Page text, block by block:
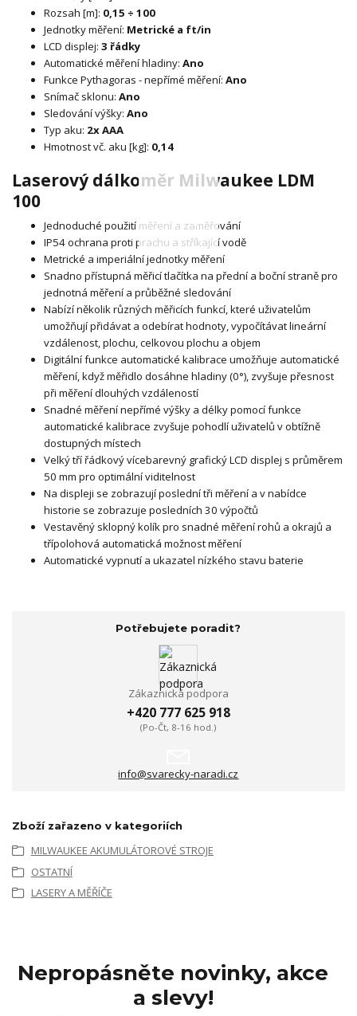
Rozsah [m]: 0,15 ÷ 100
Jednotky měření: Metrické a ft/in
LCD displej: 3 řádky
Automatické měření hladiny: Ano
Funkce Pythagoras - nepřímé měření: Ano
Snímač sklonu: Ano
Sledování výšky: Ano
Typ aku: 2x AAA
Hmotnost vč. aku [kg]: 0,14
Laserový dálkoměr Milwaukee LDM
100
Jednoduché použití měření a zaměřování
IP54 ochrana proti prachu a stříkající vodě
Metrické a imperiální jednotky měření
Snadno přístupná měřicí tlačítka na přední a boční straně pro
jednotná měření a průběžné sledování
Nabízí několik různých měřicích funkcí, které uživatelům
umožňují přidávat a odebírat hodnoty, vypočítávat lineární
vzdálenost, plochu, celkovou plochu a objem
Digitální funkce automatické kalibrace umožňuje automatické
měření, když měřidlo dosáhne hladiny (0°), zvyšuje přesnost
při měření dlouhých vzdáleností
Snadné měření nepřímé výšky a délky pomocí funkce
automatické kalibrace zvyšuje pohodlí uživatelů v obtížně
dostupných místech
Velký tří řádkový vícebarevný grafický LCD displej s průměrem
50 mm pro optimální viditelnost
Na displeji se zobrazují poslední tři měření a v nabídce
historie se zobrazuje posledních 30 výpočtů
Vestavěný sklopný kolík pro snadné měření rohů a okrajů a
třípolohová automatická možnost měření
Automatické vypnutí a ukazatel nízkého stavu baterie
Potřebujete poradit?
Zákaznická podpora
+420 777 625 918
(Po-Čt, 8-16 hod.)
info@svarecky-naradi.cz
Zboží zařazeno v kategoriích
MILWAUKEE AKUMULÁTOROVÉ STROJE
OSTATNÍ
LASERY A MĚŘÍČE
Nepropásněte novinky, akce
a slevy!